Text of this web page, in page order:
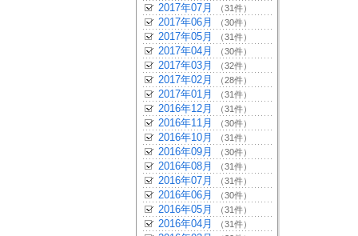
2017年07月 （31件）
2017年06月 （30件）
2017年05月 （31件）
2017年04月 （30件）
2017年03月 （32件）
2017年02月 （28件）
2017年01月 （31件）
2016年12月 （31件）
2016年11月 （30件）
2016年10月 （31件）
2016年09月 （30件）
2016年08月 （31件）
2016年07月 （31件）
2016年06月 （30件）
2016年05月 （31件）
2016年04月 （31件）